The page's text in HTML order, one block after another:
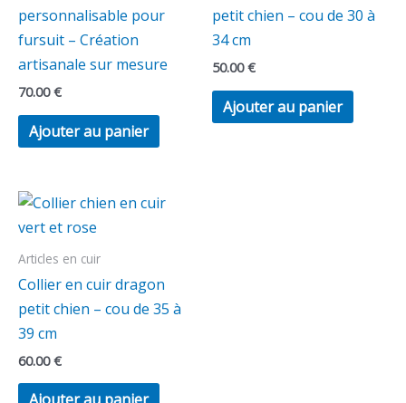
personnalisable pour
fursuit – Création
artisanale sur mesure
70.00€
Ajouter au panier
petit chien – cou de 30 à
34 cm
50.00€
Ajouter au panier
Articles en cuir
Collier en cuir dragon
petit chien – cou de 35 à
39 cm
60.00€